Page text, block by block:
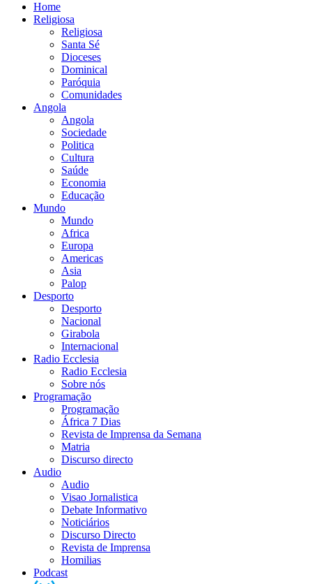
Home
Religiosa
Religiosa
Santa Sé
Dioceses
Dominical
Paróquia
Comunidades
Angola
Angola
Sociedade
Politica
Cultura
Saúde
Economia
Educação
Mundo
Mundo
Africa
Europa
Americas
Asia
Palop
Desporto
Desporto
Nacional
Girabola
Internacional
Radio Ecclesia
Radio Ecclesia
Sobre nós
Programação
Programação
África 7 Dias
Revista de Imprensa da Semana
Matria
Discurso directo
Audio
Audio
Visao Jornalistica
Debate Informativo
Noticiários
Discurso Directo
Revista de Imprensa
Homilias
Podcast